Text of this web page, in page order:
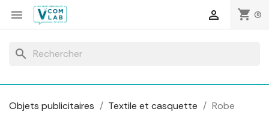
 shopping_cart (0)

search
Objets publicitaires Textile et casquette Robe
Panneau de gestion des cookies